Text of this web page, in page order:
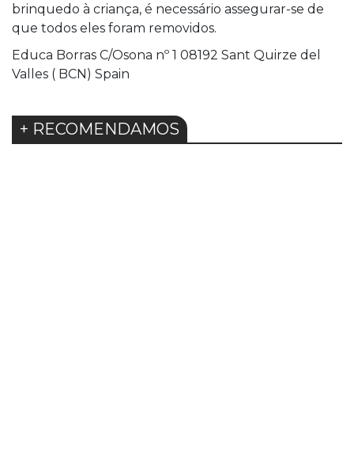
brinquedo à criança, é necessário assegurar-se de
que todos eles foram removidos.
Educa Borras C/Osona nº 1 08192 Sant Quirze del
Valles ( BCN) Spain
+ RECOMENDAMOS